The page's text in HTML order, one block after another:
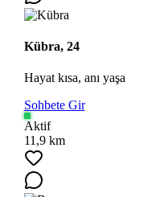
Kübra, 24
Hayat kısa, anı yaşa
Sohbete Gir
Aktif
11,9 km